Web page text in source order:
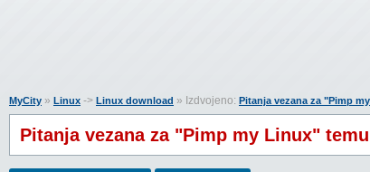
MyCity » Linux -> Linux download » Izdvojeno: Pitanja vezana za "Pimp
Pitanja vezana za "Pimp my Linux" temu